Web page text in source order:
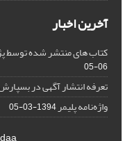
آخرین اخبار
کتاب های منتشر شده توسط
06-05
تعرفه انتشار آگهی در
واژه‌نامه پلیمر1394-03-05